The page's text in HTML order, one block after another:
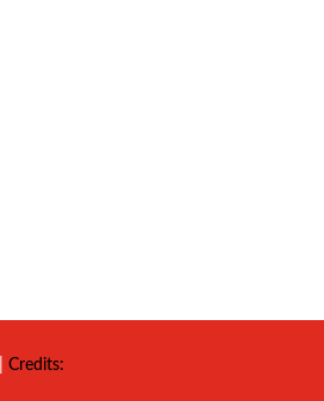
Credits: